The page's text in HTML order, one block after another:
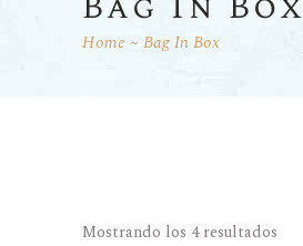
Home Bag In Box
Mostrando los 4 resultados